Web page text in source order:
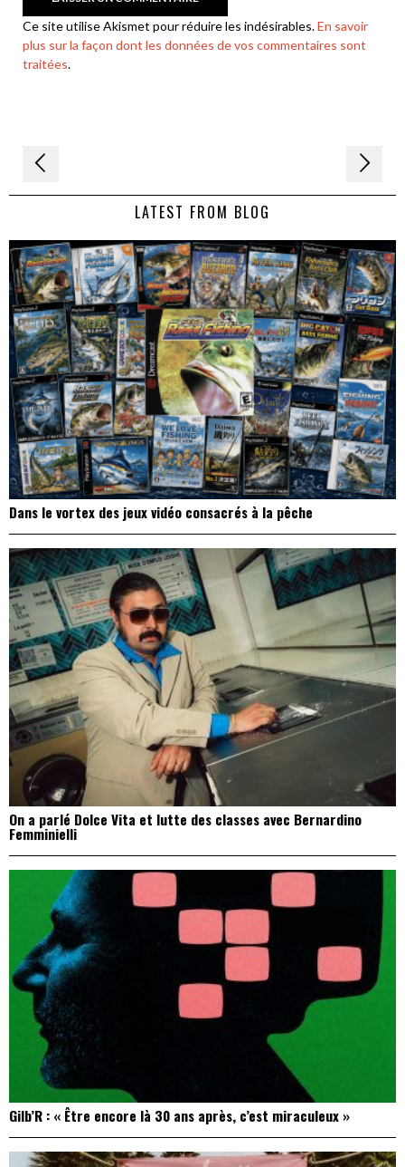
Ce site utilise Akismet pour réduire les indésirables.En savoir
plus sur la façon dont les données de vos commentaires sont
traitées.
Navigation
de LATEST FROM BLOG
Dans le vortex des jeux vidéo consacrés à la pêche
On a parlé Dolce Vita et lutte des classes avec Bernardino
Femminielli
Gilb’R : « Être encore là 30 ans après, c’est miraculeux »